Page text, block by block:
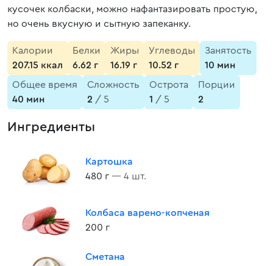
кусочек колбаски, можно нафантазировать простую,
но очень вкусную и сытную запеканку.
Калории
207.15 ккал
Белки
6.62 г
Жиры
16.19 г
Углеводы
10.52 г
Занятость
10 мин
Общее время
40 мин
Сложность
2 / 5
Острота
1 / 5
Порции
2
Ингредиенты
Картошка
480 г — 4 шт.
Колбаса варено-копченая
200 г
Сметана